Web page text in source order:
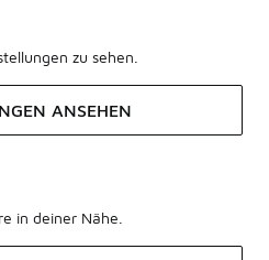
zu sehen.
ANSEHEN
in deiner Nähe.